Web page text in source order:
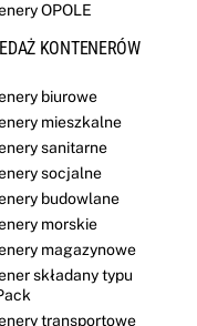
OPOLE
KONTENERÓW
biurowe
mieszkalne
sanitarne
socjalne
budowlane
morskie
magazynowe
składany typu
transportowe